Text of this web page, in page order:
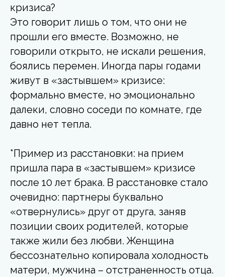
кризиса?
Это говорит лишь о том, что они не
прошли его вместе. Возможно, не
говорили открыто, не искали решения,
боялись перемен. Иногда пары годами
живут в «застывшем» кризисе:
формально вместе, но эмоционально
далеки, словно соседи по комнате, где
давно нет тепла.
*Пример из расстановки: на прием
пришла пара в «застывшем» кризисе
после 10 лет брака. В расстановке стало
очевидно: партнеры буквально
«отвернулись» друг от друга, заняв
позиции своих родителей, которые
также жили без любви. Женщина
бессознательно копировала холодность
матери, мужчина – отстраненность отца.